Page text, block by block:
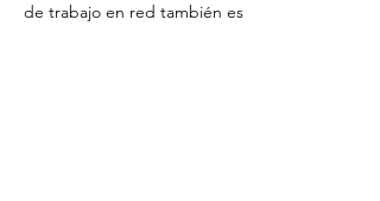
de trabajo en red también es